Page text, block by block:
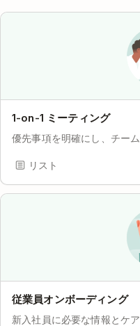
1-on-1 ミーティング
優先事項を明確にし、チー
リスト
従業員オンボーディング
新入社員に必要な情報とケ